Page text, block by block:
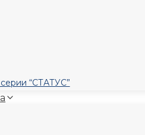
“СТАТУС”